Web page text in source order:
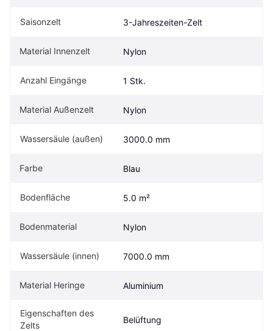
Saisonzelt 3-Jahreszeiten-Zelt
Material Innenzelt Nylon
Anzahl Eingänge 1 Stk.
Material Außenzelt Nylon
Wassersäule (außen) 3000.0 mm
Farbe Blau
Bodenfläche 5.0 m²
Bodenmaterial Nylon
Wassersäule (innen) 7000.0 mm
Material Heringe Aluminium
Eigen­schaften des
Zelts
Belüftung